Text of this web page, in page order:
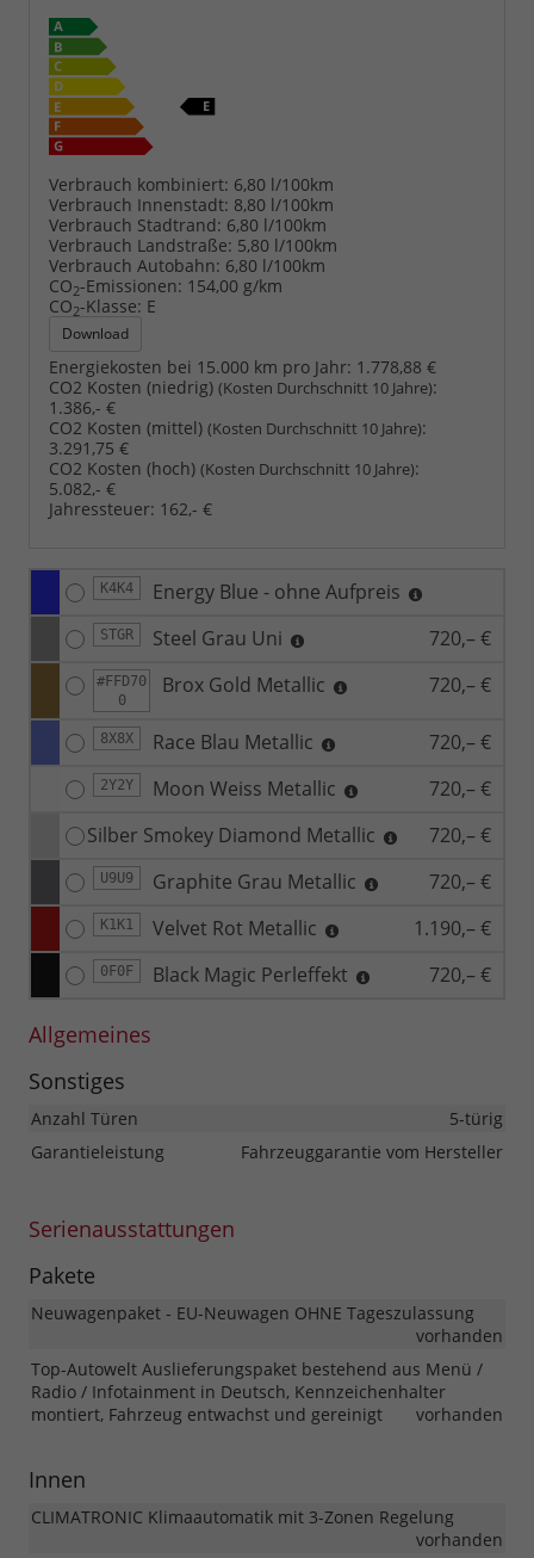
Verbrauch kombiniert: 6,80 l/100km
Verbrauch Innenstadt: 8,80 l/100km
Verbrauch Stadtrand: 6,80 l/100km
Verbrauch Landstraße: 5,80 l/100km
Verbrauch Autobahn: 6,80 l/100km
CO2-Emissionen: 154,00 g/km
CO2-Klasse: E
Download
Energiekosten bei 15.000 km pro Jahr: 1.778,88 €
CO2 Kosten (niedrig) (Kosten Durchschnitt 10 Jahre):
1.386,- €
CO2 Kosten (mittel) (Kosten Durchschnitt 10 Jahre):
3.291,75 €
CO2 Kosten (hoch) (Kosten Durchschnitt 10 Jahre):
5.082,- €
Jahressteuer: 162,- €
K4K4 Energy Blue - ohne Aufpreis
STGR Steel Grau Uni 720,– €
#FFD70
0
Brox Gold Metallic 720,– €
8X8X Race Blau Metallic 720,– €
2Y2Y Moon Weiss Metallic
720,– €
Silber Smokey Diamond Metallic
720,– €
U9U9 Graphite Grau Metallic 720,– €
K1K1 Velvet Rot Metallic 1.190,– €
0F0F Black Magic Perleffekt 720,– €
Allgemeines
Sonstiges
Anzahl Türen
5-türig
Garantieleistung
Fahrzeuggarantie vom Hersteller
Serienausstattungen
Pakete
Neuwagenpaket - EU-Neuwagen OHNE Tageszulassung
vorhanden
Top-Autowelt Auslieferungspaket bestehend aus Menü /
Radio / Infotainment in Deutsch, Kennzeichenhalter
montiert, Fahrzeug entwachst und gereinigt
vorhanden
Innen
CLIMATRONIC Klimaautomatik mit 3-Zonen Regelung
vorhanden